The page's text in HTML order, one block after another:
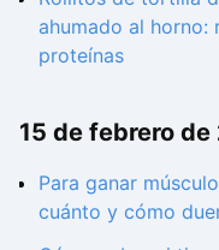
ahumado al horno:
proteínas
15 de febrero
Para ganar
cuánto y cómo